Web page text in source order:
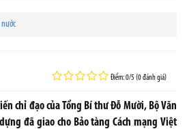
Điểm: 0/5 (0 đánh giá)
chỉ đạo của Tổng Bí thư Đỗ Mười, Bộ Văn
đã giao cho Bảo tàng Cách mạng Việt